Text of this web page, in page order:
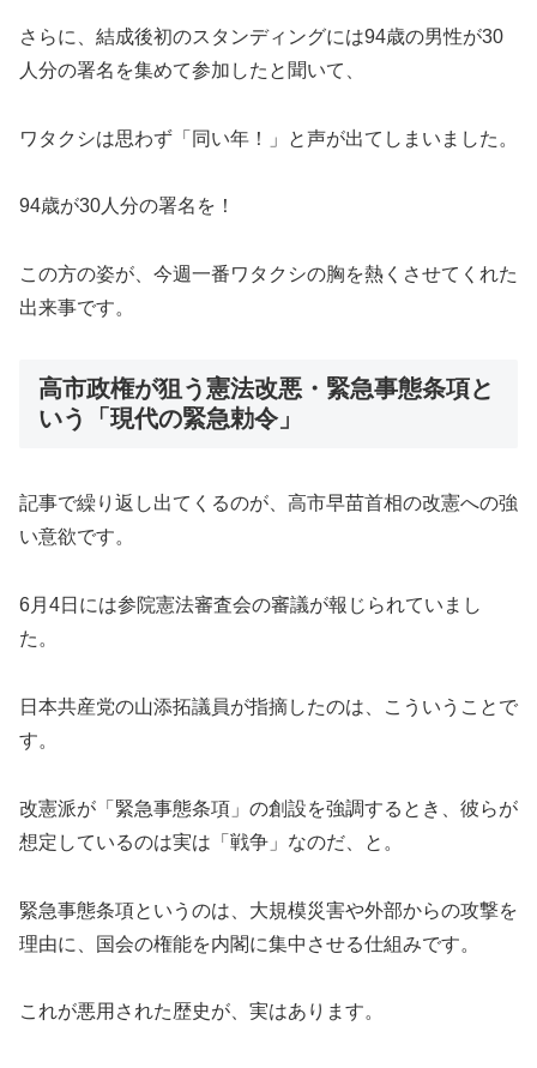
さらに、結成後初のスタンディングには94歳の男性が30
人分の署名を集めて参加したと聞いて、
ワタクシは思わず「同い年！」と声が出てしまいました。
94歳が30人分の署名を！
この方の姿が、今週一番ワタクシの胸を熱くさせてくれた
出来事です。
高市政権が狙う憲法改悪・緊急事態条項と
いう「現代の緊急勅令」
記事で繰り返し出てくるのが、高市早苗首相の改憲への強
い意欲です。
6月4日には参院憲法審査会の審議が報じられていまし
た。
日本共産党の山添拓議員が指摘したのは、こういうことで
す。
改憲派が「緊急事態条項」の創設を強調するとき、彼らが
想定しているのは実は「戦争」なのだ、と。
緊急事態条項というのは、大規模災害や外部からの攻撃を
理由に、国会の権能を内閣に集中させる仕組みです。
これが悪用された歴史が、実はあります。